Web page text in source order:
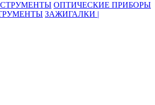
ОПТИЧЕСКИЕ ПРИБОРЫ
ЗАЖИГАЛКИ |